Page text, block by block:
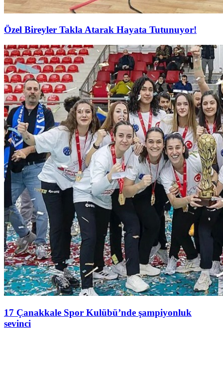
Özel Bireyler Takla Atarak Hayata Tutunuyor!
17 Çanakkale Spor Kulübü’nde şampiyonluk
sevinci